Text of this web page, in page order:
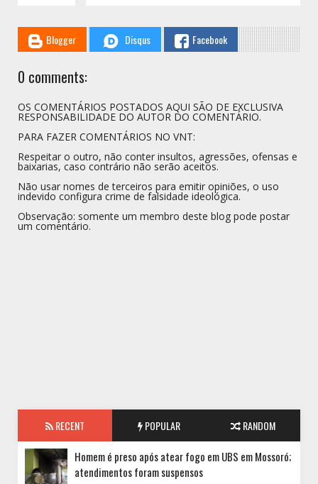
Blogger Disqus Facebook
0 comments:
OS COMENTÁRIOS POSTADOS AQUI SÃO DE EXCLUSIVA
RESPONSABILIDADE DO AUTOR DO COMENTÁRIO.
PARA FAZER COMENTÁRIOS NO VNT:
Respeitar o outro, não conter insultos, agressões, ofensas e
baixarias, caso contrário não serão aceitos.
Não usar nomes de terceiros para emitir opiniões, o uso
indevido configura crime de falsidade ideológica.
Observação: somente um membro deste blog pode postar
um comentário.
RECENT POPULAR RANDOM
Homem é preso após atear fogo em UBS em Mossoró;
atendimentos foram suspensos